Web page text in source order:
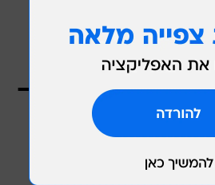
טוב, אלא שלמחזה הזה
באספקטים המוצלחים יותר,
הלוואה אך מפחדים?